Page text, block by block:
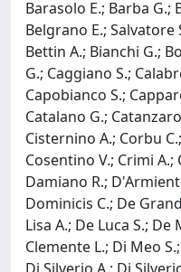
Barasolo E.; Barba G.;
Belgrano E.; Salvatore
Bettin A.; Bianchi G.;
G.; Caggiano S.;
Capobianco S.;
Catalano G.;
Cisternino A.; Corbu
Cosentino V.; Crimi A.;
Damiano R.;
Dominicis C.; De
Lisa A.; De Luca S.;
Clemente L.; Di Meo